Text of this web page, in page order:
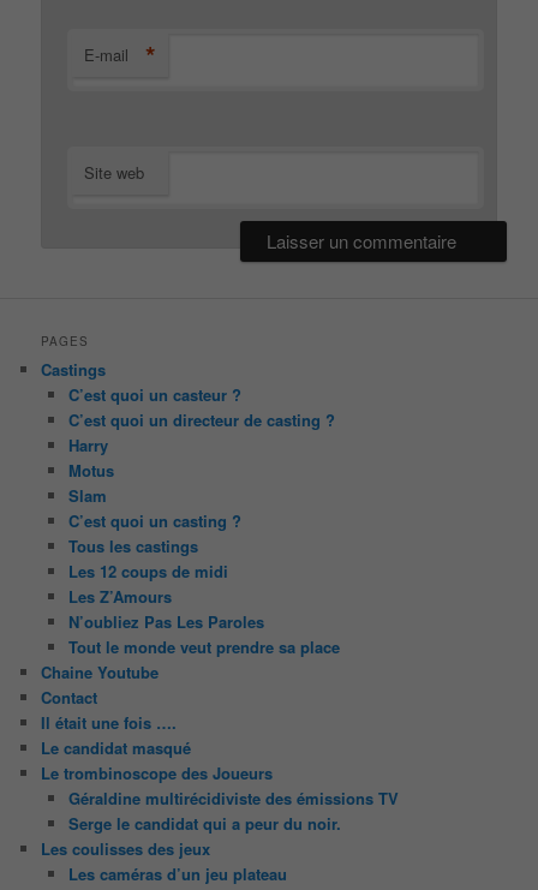
E-mail *
Site web
PAGES
Castings
C’est quoi un casteur ?
C’est quoi un directeur de casting ?
Harry
Motus
Slam
C’est quoi un casting ?
Tous les castings
Les 12 coups de midi
Les Z’Amours
N’oubliez Pas Les Paroles
Tout le monde veut prendre sa place
Chaine Youtube
Contact
Il était une fois ….
Le candidat masqué
Le trombinoscope des Joueurs
Géraldine multirécidiviste des émissions TV
Serge le candidat qui a peur du noir.
Les coulisses des jeux
Les caméras d’un jeu plateau